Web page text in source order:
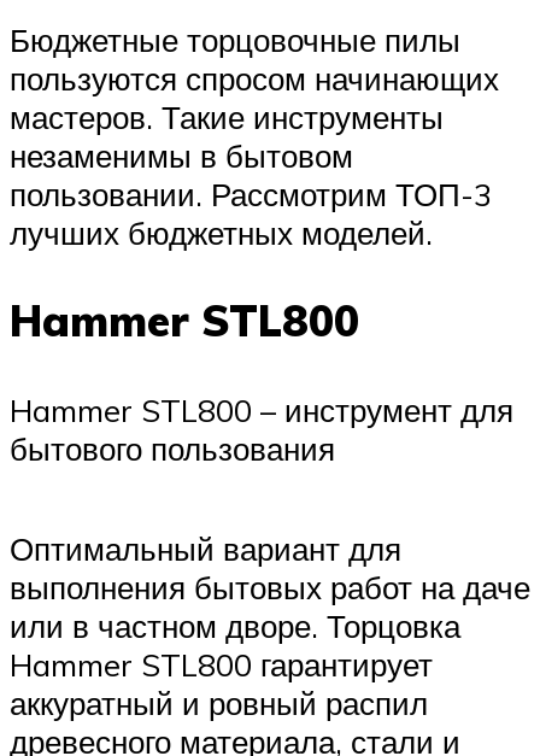
Бюджетные торцовочные пилы
пользуются спросом начинающих
мастеров. Такие инструменты
незаменимы в бытовом
пользовании. Рассмотрим ТОП-3
лучших бюджетных моделей.
Hammer STL800
Hammer STL800 – инструмент для
бытового пользования
Оптимальный вариант для
выполнения бытовых работ на даче
или в частном дворе. Торцовка
Hammer STL800 гарантирует
аккуратный и ровный распил
древесного материала, стали и